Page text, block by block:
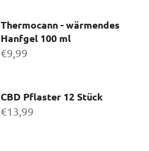
Thermocann - wärmendes
Hanfgel 100 ml
€9,99
CBD Pflaster 12 Stück
€13,99